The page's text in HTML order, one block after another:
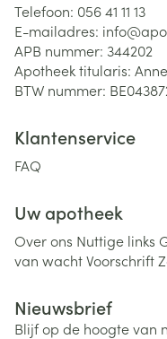
Telefoon: 056 41 11 13
E-mailadres: info@
APB nummer: 344202
Apotheek titularis:
BTW nummer:
Klantenservice
FAQ
Uw apotheek
Over ons Nuttige links
van wachtVoorschrift
Nieuwsbrief
Blijf op de hoogte van